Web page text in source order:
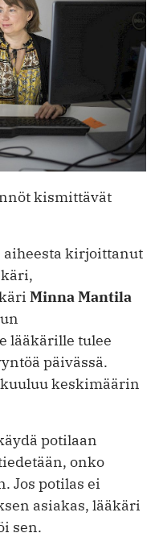
kismittävät
kirjoittanut
Minna Mantila
lääkärille tulee
päivässä.
keskimäärin
potilaan
onko
Jos potilas ei
asiakas, lääkäri
sen.